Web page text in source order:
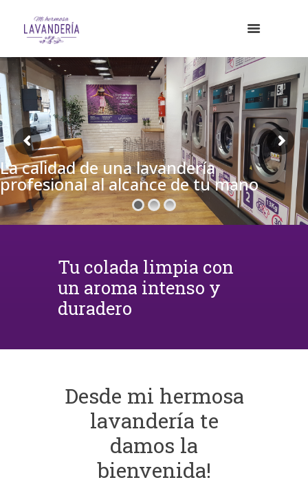
La calidad de una lavandería
profesional al alcance de tu mano
Tu colada limpia con
un aroma intenso y
duradero
Desde mi hermosa
lavandería te
damos la
bienvenida!